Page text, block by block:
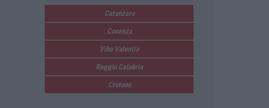
Catanzaro
Cosenza
Vibo Valentia
Reggio Calabria
Crotone